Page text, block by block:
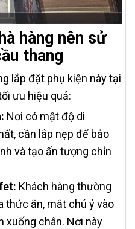
hàng nên sử
thang
lắp đặt phụ kiện này tại
ưu hiệu quả:
Nơi có mật độ di
cần lắp nẹp để bảo
và tạo ấn tượng chỉn
Khách hàng thường
thức ăn, mắt chú ý vào
xuống chân. Nơi này